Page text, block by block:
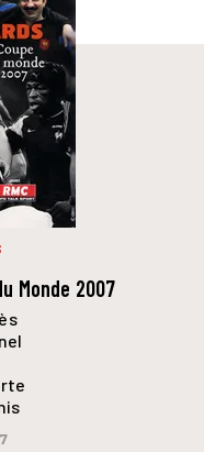
Monde 2007